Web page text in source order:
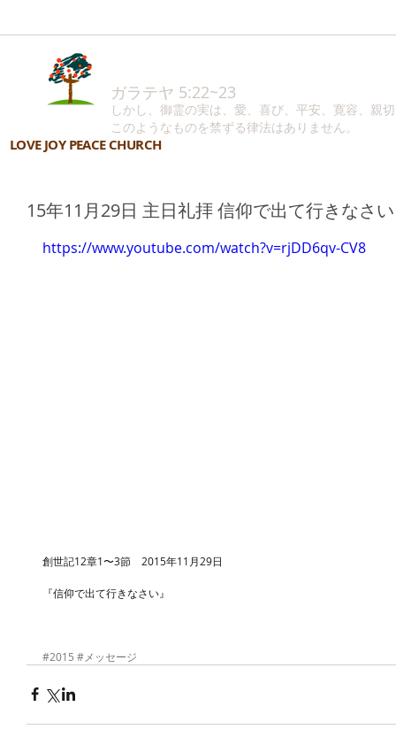
LOVE JOY PEACE CHURCH
ガラテヤ 5:22~23
しかし、御霊の実は、愛、喜び、平安、寛容、親
このようなものを禁ずる律法はありません。
15年11月29日 主日礼拝 信仰で出て行きなさ
https://www.youtube.com/watch?v=rjDD6qv-CV8
創世記12章1〜3節　2015年11月29日
『信仰で出て行きなさい』
#2015 #メッセージ